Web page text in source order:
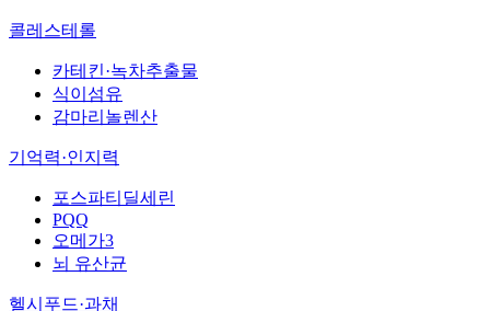
콜레스테롤
카테킨·녹차추출물
식이섬유
감마리놀렌산
기억력·인지력
포스파티딜세린
PQQ
오메가3
뇌 유산균
헬시푸드·과채